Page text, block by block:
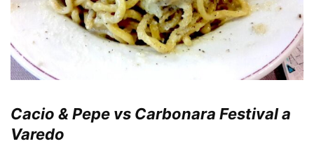
Cacio & Pepe vs Carbonara Festival a
Varedo